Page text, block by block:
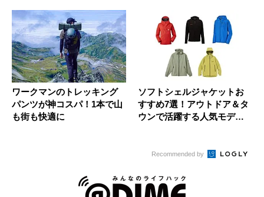
ワークマンのトレッキング
パンツが神コスパ！1本で山
も街も快適に
ソフトシェルジャケットお
すすめ7選！アウトドア＆タ
ウンで活躍する人気モデル
Recommended by